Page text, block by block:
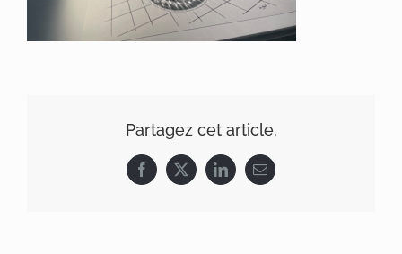
Partagez cet article.
Facebook
X LinkedInEmail